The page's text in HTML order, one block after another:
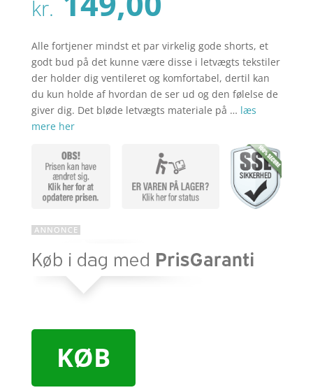
var:
kr.
kr.
pris
er:
kr.
Alle fortjener mindst et par virkelig gode shorts, et
godt bud på det kunne være disse i letvægts tekstiler
der holder dig ventileret og komfortabel, dertil kan
du kun holde af hvordan de ser ud og den følelse de
giver dig. Det bløde letvægts materiale på … læs
mere her
KØB